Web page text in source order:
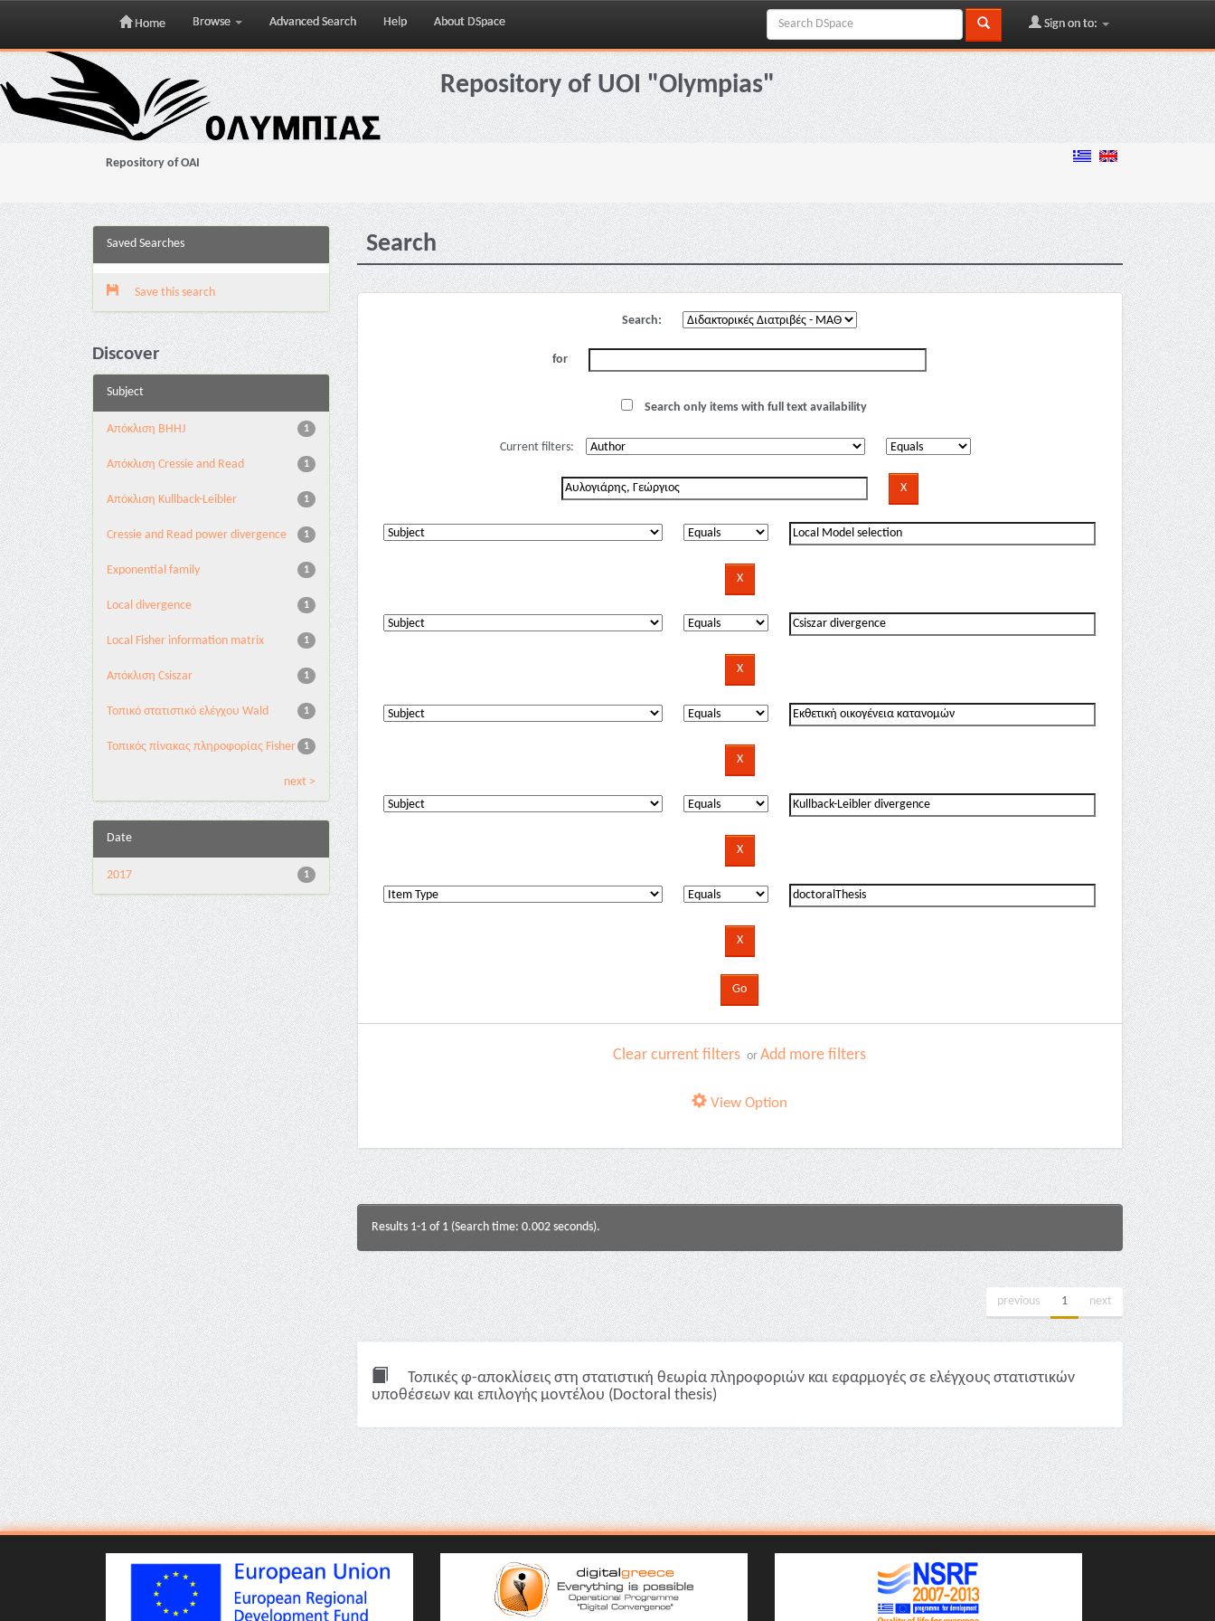
Skip
navigation
Home Browse Advanced Search Help About DSpace Sign on to:
Repository of UOI "Olympias"
Repository of OAI
Saved Searches
Save this search
Discover
Subject
1
Aπόκλιση BHHJ
1
Aπόκλιση Cressie and Read
1
Aπόκλιση Kullback-Leibler
1
Cressie and Read power divergence
1
Exponential family
1
Local divergence
1
Local Fisher information matrix
1
Απόκλιση Csiszar
1
Τοπικό στατιστικό ελέγχου Wald
1
Τοπικός πίνακας πληροφορίας Fisher
next >
Date
1
2017
Search
Search:
for
Search only items with full text availability
Current filters:
Clear current filters orAdd more filters
View Option
Results 1-1 of 1 (Search time: 0.002 seconds).
previous 1 next
Τοπικές φ-αποκλίσεις στη στατιστική θεωρία πληροφοριών και εφαρμογές σε ελέγχους στατιστικών
υποθέσεων και επιλογής μοντέλου (Doctoral thesis)